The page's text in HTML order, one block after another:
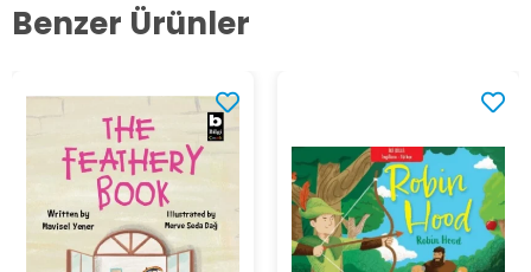
Benzer Ürünler